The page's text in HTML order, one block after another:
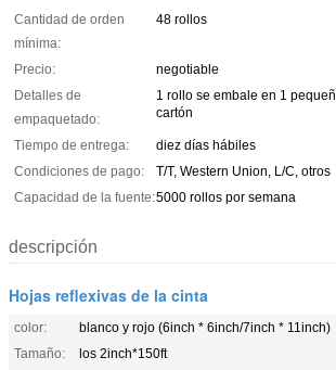
Cantidad de orden
mínima:
48 rollos
Precio:
negotiable
Detalles de
empaquetado:
1 rollo se embale en 1
cartón
Tiempo de entrega:
diez días hábiles
Condiciones de pago:
T/T, Western Union, L/C, otros
Capacidad de la fuente:5000 rollos por semana
descripción
Hojas reflexivas de la cinta
color:
blanco y rojo (6inch * 6inch/7inch * 11inch)
Tamaño:
los 2inch*150ft